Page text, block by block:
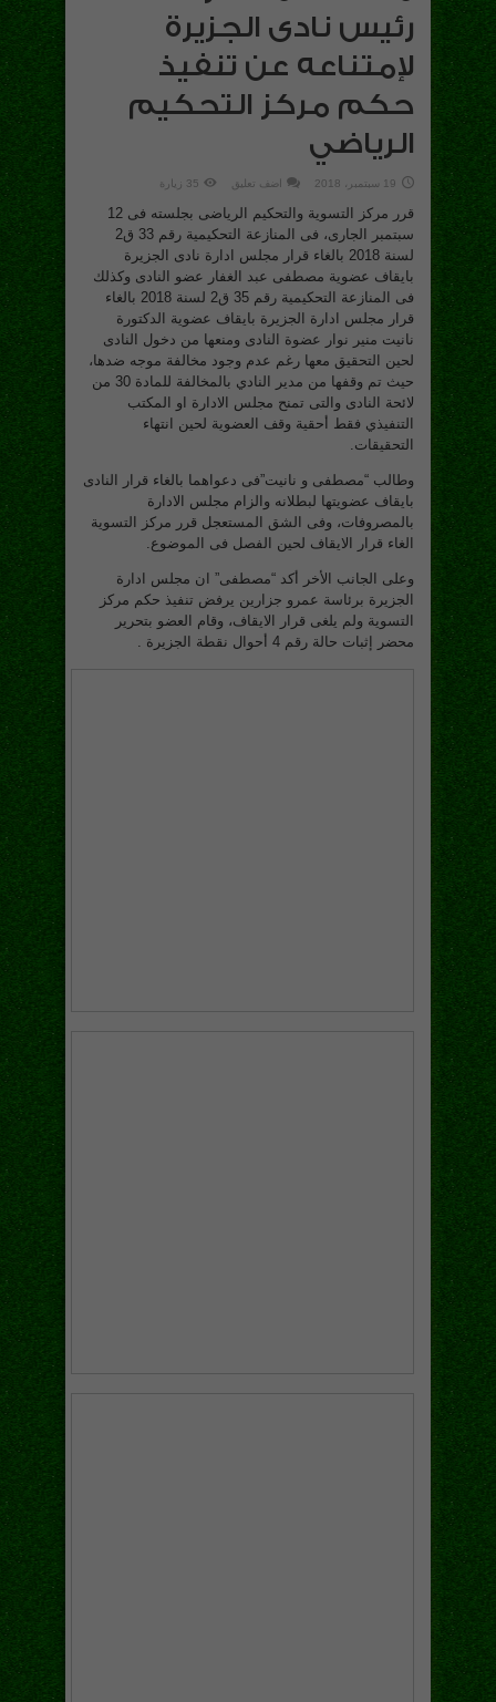
رئيس نادى الجزيرة
لإمتناعه عن تنفيذ
حكم مركز التحكيم
الرياضي
19 سبتمبر، 2018 اضف تعليق 35 زيارة
قرر مركز التسوية والتحكيم الرياضى بجلسته فى 12
سبتمبر الجارى، فى المنازعة التحكيمية رقم 33 ق2
لسنة 2018 بالغاء قرار مجلس ادارة نادى الجزيرة
بايقاف عضوية مصطفى عبد الغفار عضو النادى وكذلك
فى المنازعة التحكيمية رقم 35 ق2 لسنة 2018 بالغاء
قرار مجلس ادارة الجزيرة بايقاف عضوية الدكتورة
نانيت منير نوار عضوة النادى ومنعها من دخول النادى
لحين التحقيق معها رغم عدم وجود مخالفة موجه ضدها،
حيث تم وقفها من مدير النادي بالمخالفة للمادة 30 من
لائحة النادى والتى تمنح مجلس الادارة او المكتب
التنفيذي فقط أحقية وقف العضوية لحين انتهاء
التحقيقات.
وطالب “مصطفى و نانيت”فى دعواهما بالغاء قرار النادى
بايقاف عضويتها لبطلانه والزام مجلس الادارة
بالمصروفات، وفى الشق المستعجل قرر مركز التسوية
الغاء قرار الايقاف لحين الفصل فى الموضوع.
وعلى الجانب الأخر أكد “مصطفى” ان مجلس ادارة
الجزيرة برئاسة عمرو جزارين يرفض تنفيذ حكم مركز
التسوية ولم يلغى قرار الايقاف، وقام العضو بتحرير
محضر إثبات حالة رقم 4 أحوال نقطة الجزيرة .